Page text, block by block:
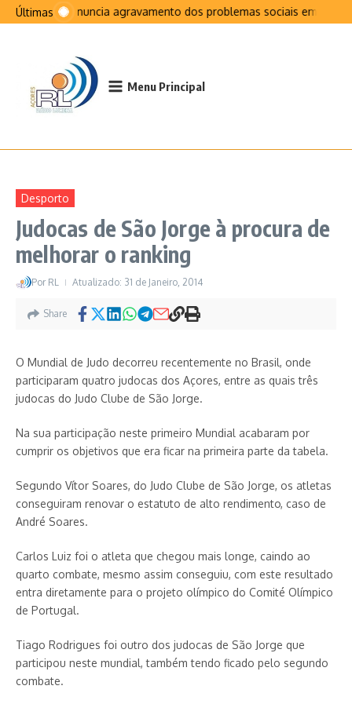
Ir para o conteúdo
Últimas
PCP denuncia agravamento dos problemas sociais em São
Menu Principal
Desporto
Judocas de São Jorge à procura de
melhorar o ranking
Por RL Atualizado: 31 de Janeiro, 2014
Share
O Mundial de Judo decorreu recentemente no Brasil, onde
participaram quatro judocas dos Açores, entre as quais três
judocas do Judo Clube de São Jorge.
Na sua participação neste primeiro Mundial acabaram por
cumprir os objetivos que era ficar na primeira parte da tabela.
Segundo Vítor Soares, do Judo Clube de São Jorge, os atletas
conseguiram renovar o estatuto de alto rendimento, caso de
André Soares.
Carlos Luiz foi o atleta que chegou mais longe, caindo ao
quarto combate, mesmo assim conseguiu, com este resultado
entra diretamente para o projeto olímpico do Comité Olímpico
de Portugal.
Tiago Rodrigues foi outro dos judocas de São Jorge que
participou neste mundial, também tendo ficado pelo segundo
combate.